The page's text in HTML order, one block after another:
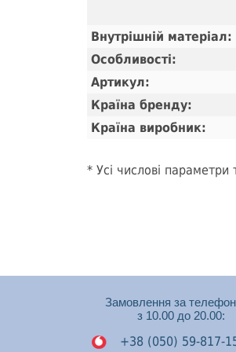
Внутрішній матеріал:
Особливості:
Артикул:
Країна бренду:
Країна виробник:
* Усі числові
Замовлення за
з 10.00 до 20.00:
+38 (050) 59-817-